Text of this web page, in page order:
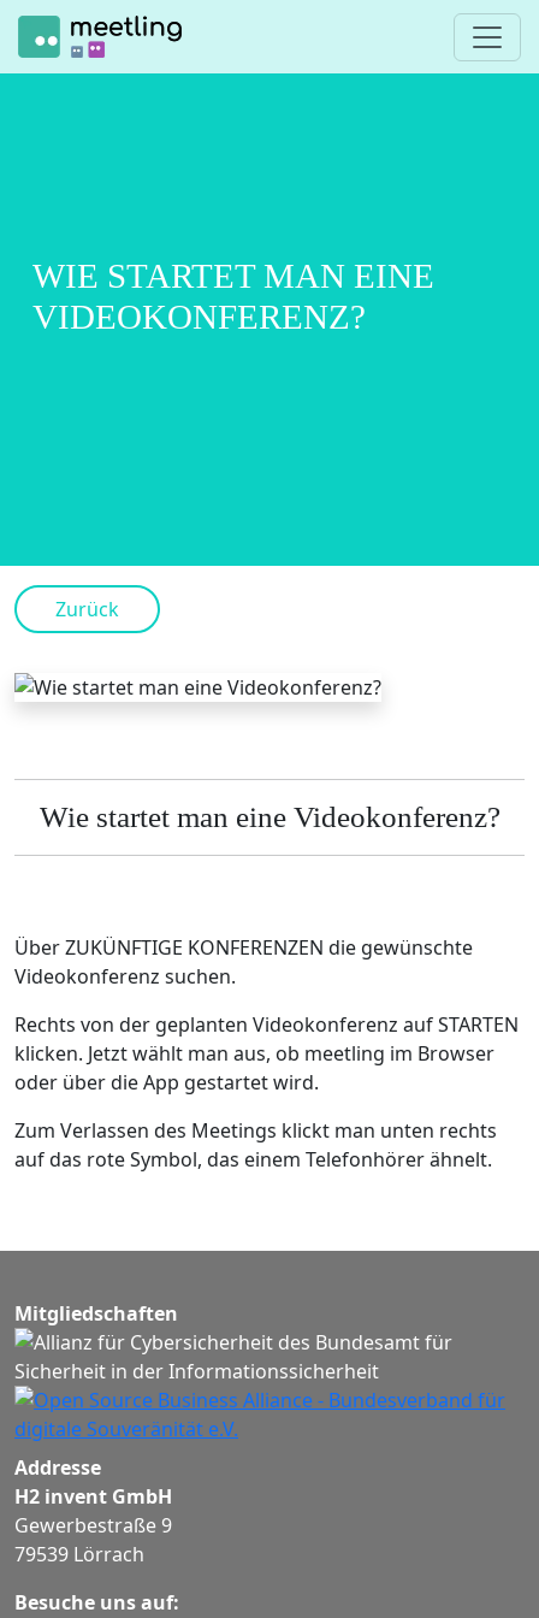
WIE STARTET MAN EINE
VIDEOKONFERENZ?
Zurück
Wie startet man eine Videokonferenz?
Über ZUKÜNFTIGE KONFERENZEN die gewünschte
Videokonferenz suchen.
Rechts von der geplanten Videokonferenz auf STARTEN
klicken. Jetzt wählt man aus, ob meetling im Browser
oder über die App gestartet wird.
Zum Verlassen des Meetings klickt man unten rechts
auf das rote Symbol, das einem Telefonhörer ähnelt.
Mitgliedschaften
Addresse
H2 invent GmbH
Gewerbestraße 9
79539 Lörrach
Besuche uns auf: